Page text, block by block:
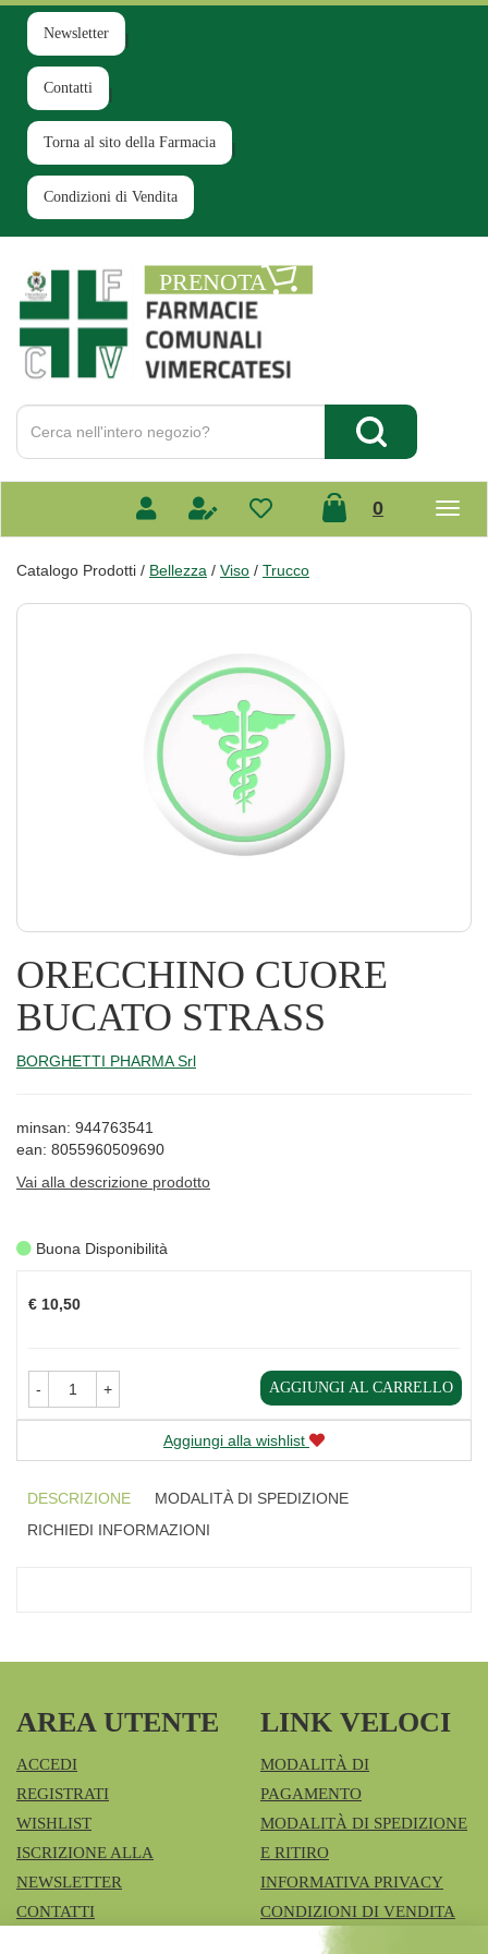
Passa
contenuto
principale
Newsletter
Contatti
Torna al sito della Farmacia
Condizioni di Vendita
Farmacia
Comunale
Cerca
Prodotto
Cerca Prodotto
0prodotti
Catalogo Prodotti / Bellezza / Viso / Trucco
ORECCHINO CUORE
BUCATO STRASS
BORGHETTI PHARMA Srl
minsan: 944763541
ean: 8055960509690
Vai alla descrizione prodotto
Buona Disponibilità
€ 10,50
- + AGGIUNGI AL CARRELLO
Aggiungi alla wishlist
DESCRIZIONE
MODALITÀ DI SPEDIZIONE
RICHIEDI INFORMAZIONI
AREA UTENTE
ACCEDI
REGISTRATI
WISHLIST
ISCRIZIONE ALLA
NEWSLETTER
CONTATTI
LINK VELOCI
MODALITÀ DI
PAGAMENTO
MODALITÀ DI SPEDIZIONE
E RITIRO
INFORMATIVA PRIVACY
CONDIZIONI DI VENDITA
COOKIE POLICY